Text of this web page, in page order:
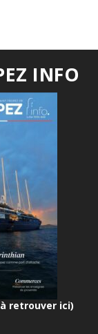
INFO
retrouver ici)